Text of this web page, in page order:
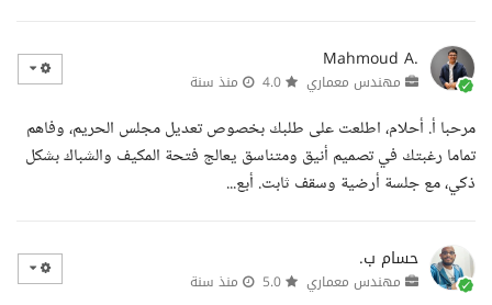
Mahmoud A.
مهندس معماري منذ سنة
مرحبا أ. أحلام، اطلعت على طلبك بخصوص تعديل مجلس الحريم، وفاهم
تماما رغبتك في تصميم أنيق ومتناسق يعالج فتحة المكيف والشباك بشكل
ذكي، مع جلسة أرضية وسقف ثابت. أبع...
حسام ب.
مهندس معماري منذ سنة